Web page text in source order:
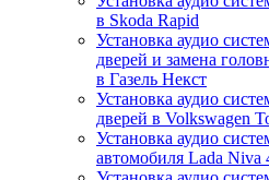
в Skoda Rapid
Установка аудио
дверей и замена
в Газель Некст
Установка аудио
дверей в Volkswagen
Установка аудио
автомобиля Lada Niva